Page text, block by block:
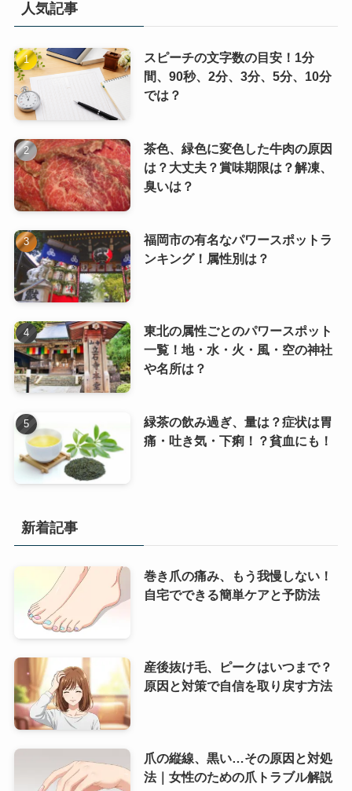
人気記事
スピーチの文字数の目安！1分
間、90秒、2分、3分、5分、10分
では？
茶色、緑色に変色した牛肉の原因
は？大丈夫？賞味期限は？解凍、
臭いは？
福岡市の有名なパワースポットラ
ンキング！属性別は？
東北の属性ごとのパワースポット
一覧！地・水・火・風・空の神社
や名所は？
緑茶の飲み過ぎ、量は？症状は胃
痛・吐き気・下痢！？貧血にも！
新着記事
巻き爪の痛み、もう我慢しない！
自宅でできる簡単ケアと予防法
産後抜け毛、ピークはいつまで？
原因と対策で自信を取り戻す方法
爪の縦線、黒い…その原因と対処
法｜女性のための爪トラブル解説